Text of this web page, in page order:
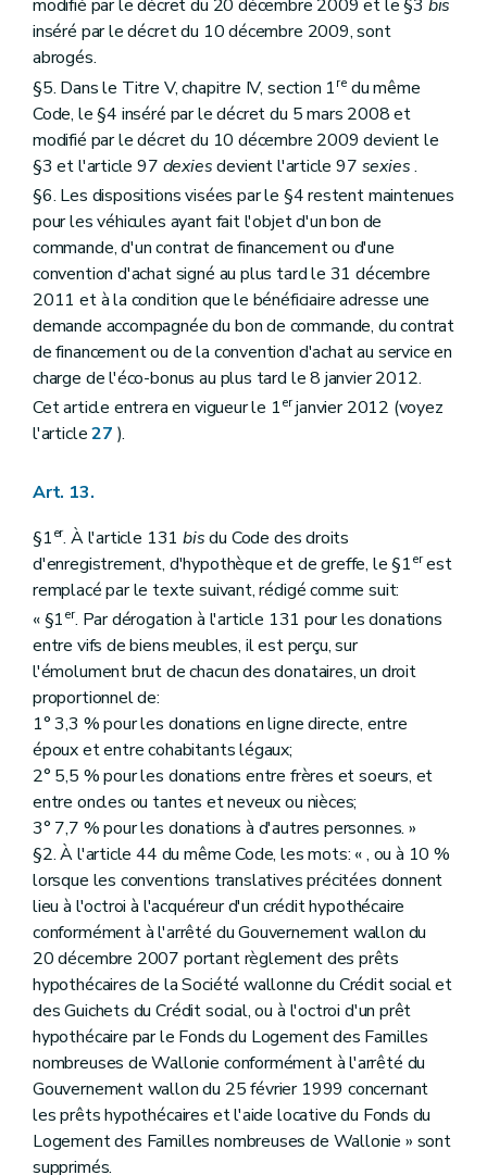
modifié par le décret du 20 décembre 2009 et le §3 bis
inséré par le décret du 10 décembre 2009, sont
abrogés.
§5. Dans le Titre V, chapitre IV, section 1redu même
Code, le §4 inséré par le décret du 5 mars 2008 et
modifié par le décret du 10 décembre 2009 devient le
§3 et l'article 97 dexiesdevient l'article 97 sexies.
§6. Les dispositions visées par le §4 restent maintenues
pour les véhicules ayant fait l'objet d'un bon de
commande, d'un contrat de financement ou d'une
convention d'achat signé au plus tard le 31 décembre
2011 et à la condition que le bénéficiaire adresse une
demande accompagnée du bon de commande, du contrat
de financement ou de la convention d'achat au service en
charge de l'éco-bonus au plus tard le 8 janvier 2012.
Cet article entrera en vigueur le 1erjanvier 2012 (voyez
l'article27 ).
Art. 13.
§1er. À l'article 131bisdu Code des droits
d'enregistrement, d'hypothèque et de greffe, le §1erest
remplacé par le texte suivant, rédigé comme suit:
« §1er. Par dérogation à l'article 131 pour les donations
entre vifs de biens meubles, il est perçu, sur
l'émolument brut de chacun des donataires, un droit
proportionnel de:
1° 3,3 % pour les donations en ligne directe, entre
époux et entre cohabitants légaux;
2° 5,5 % pour les donations entre frères et soeurs, et
entre oncles ou tantes et neveux ou nièces;
3° 7,7 % pour les donations à d'autres personnes. »
§2. À l'article 44 du même Code, les mots: « , ou à 10 %
lorsque les conventions translatives précitées donnent
lieu à l'octroi à l'acquéreur d'un crédit hypothécaire
conformément à l'arrêté du Gouvernement wallon du
20 décembre 2007 portant règlement des prêts
hypothécaires de la Société wallonne du Crédit social et
des Guichets du Crédit social, ou à l'octroi d'un prêt
hypothécaire par le Fonds du Logement des Familles
nombreuses de Wallonie conformément à l'arrêté du
Gouvernement wallon du 25 février 1999 concernant
les prêts hypothécaires et l'aide locative du Fonds du
Logement des Familles nombreuses de Wallonie » sont
supprimés.